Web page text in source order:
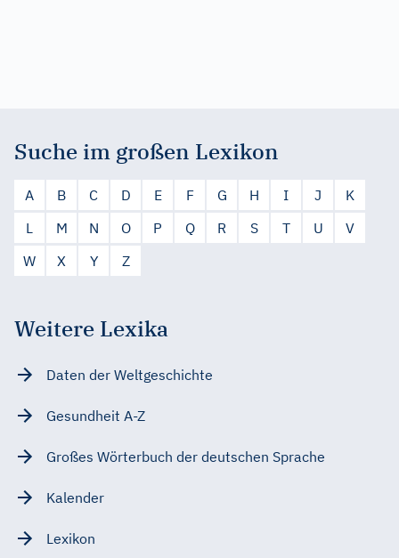
Suche im großen Lexikon
A B C D E F G H I J
K
L
M N O P Q R S T U
V
W
X Y Z
Weitere Lexika
Daten der Weltgeschichte
Gesundheit A-Z
Großes Wörterbuch der deutschen Sprache
Kalender
Lexikon